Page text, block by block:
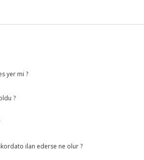
yer mi ?
?
ilan ederse ne olur ?